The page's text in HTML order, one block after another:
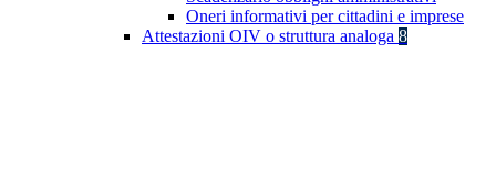
Oneri informativi per cittadini e imprese
Attestazioni OIV o struttura analoga 8